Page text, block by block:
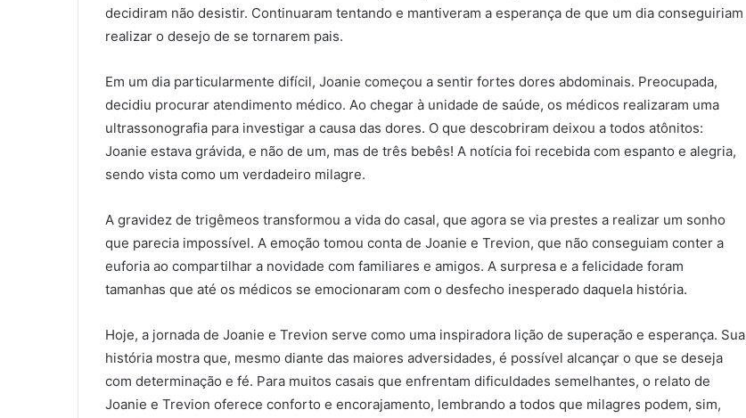
decidiram não desistir. Continuaram tentando e mantiveram a esperança de que um dia conseguiriam
realizar o desejo de se tornarem pais.
Em um dia particularmente difícil, Joanie começou a sentir fortes dores abdominais. Preocupada,
decidiu procurar atendimento médico. Ao chegar à unidade de saúde, os médicos realizaram uma
ultrassonografia para investigar a causa das dores. O que descobriram deixou a todos atônitos:
Joanie estava grávida, e não de um, mas de três bebês! A notícia foi recebida com espanto e alegria,
sendo vista como um verdadeiro milagre.
A gravidez de trigêmeos transformou a vida do casal, que agora se via prestes a realizar um sonho
que parecia impossível. A emoção tomou conta de Joanie e Trevion, que não conseguiam conter a
euforia ao compartilhar a novidade com familiares e amigos. A surpresa e a felicidade foram
tamanhas que até os médicos se emocionaram com o desfecho inesperado daquela história.
Hoje, a jornada de Joanie e Trevion serve como uma inspiradora lição de superação e esperança. Sua
história mostra que, mesmo diante das maiores adversidades, é possível alcançar o que se deseja
com determinação e fé. Para muitos casais que enfrentam dificuldades semelhantes, o relato de
Joanie e Trevion oferece conforto e encorajamento, lembrando a todos que milagres podem, sim,